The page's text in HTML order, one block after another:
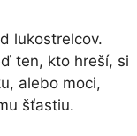
lukostrelcov.
ten, kto hreší, si
alebo moci,
šťastiu.